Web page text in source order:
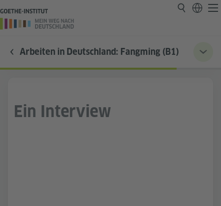
Arbeiten in Deutschland: Fangming (B1)
Ein Interview